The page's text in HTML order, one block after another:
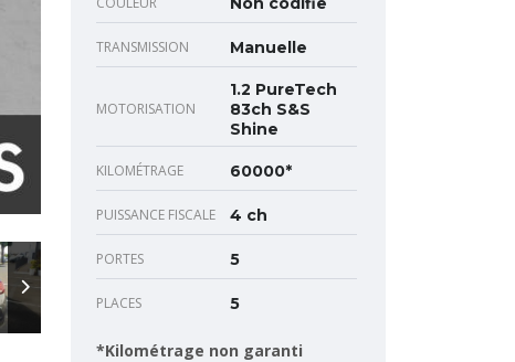
TRANSMISSION Manuelle
MOTORISATION
1.2 PureTech
83ch S&S
Shine
KILOMÉTRAGE 60000*
PUISSANCE FISCALE 4 ch
PORTES 5
PLACES 5
*Kilométrage non garanti